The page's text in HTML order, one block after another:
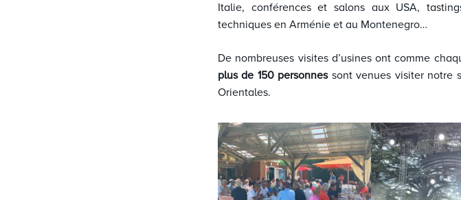
Italie, conférences et salons aux USA,
techniques en Arménie et au Montenegro…
De nombreuses visites d’usines ont comme
plus de 150 personnessont venues visiter notre
Orientales.